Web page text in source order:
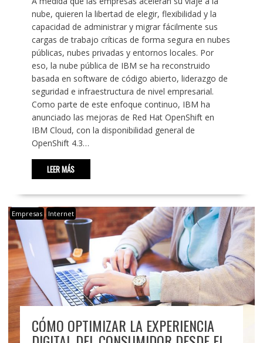
nube, quieren la libertad de elegir, flexibilidad y la
capacidad de administrar y migrar fácilmente sus
cargas de trabajo críticas de forma segura en nubes
públicas, nubes privadas y entornos locales. Por
eso, la nube pública de IBM se ha reconstruido
basada en software de código abierto, liderazgo de
seguridad e infraestructura de nivel empresarial.
Como parte de este enfoque continuo, IBM ha
anunciado las mejoras de Red Hat OpenShift en
IBM Cloud, con la disponibilidad general de
OpenShift 4.3…
LEER MÁS
Empresas Internet
CÓMO OPTIMIZAR LA EXPERIENCIA